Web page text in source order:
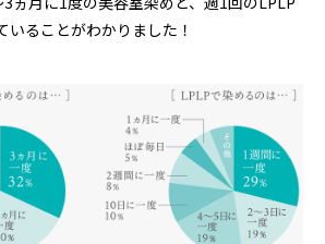
いることがわかりました！